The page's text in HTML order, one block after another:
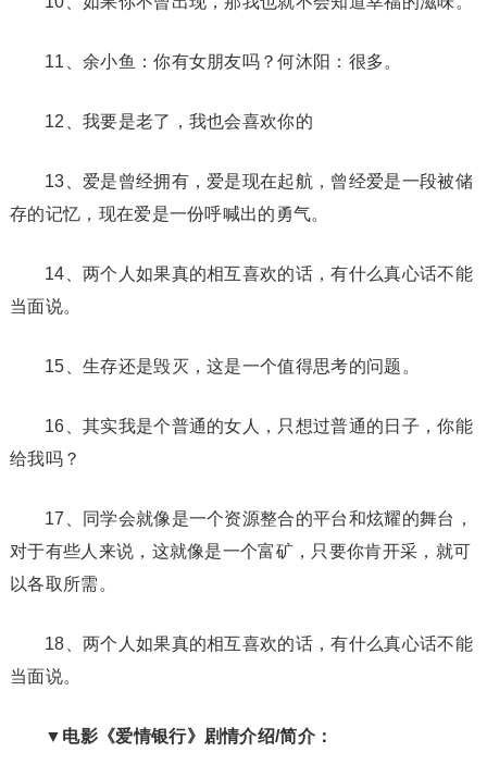
11、余小鱼：你有女朋友吗？何沐阳：很多。
12、我要是老了，我也会喜欢你的
13、爱是曾经拥有，爱是现在起航，曾经爱是一段被储
存的记忆，现在爱是一份呼喊出的勇气。
14、两个人如果真的相互喜欢的话，有什么真心话不能
当面说。
15、生存还是毁灭，这是一个值得思考的问题。
16、其实我是个普通的女人，只想过普通的日子，你能
给我吗？
17、同学会就像是一个资源整合的平台和炫耀的舞台，
对于有些人来说，这就像是一个富矿，只要你肯开采，就可
以各取所需。
18、两个人如果真的相互喜欢的话，有什么真心话不能
当面说。
▼电影《爱情银行》剧情介绍/简介：